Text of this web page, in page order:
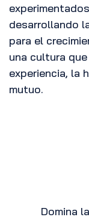
desarrollando
para el
una cultura
experiencia, la
mutuo.
Domina